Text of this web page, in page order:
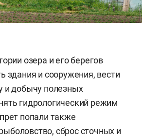
озера и его берегов
здания и сооружения, вести
и добычу полезных
гидрологический режим
попали также
сброс сточных и